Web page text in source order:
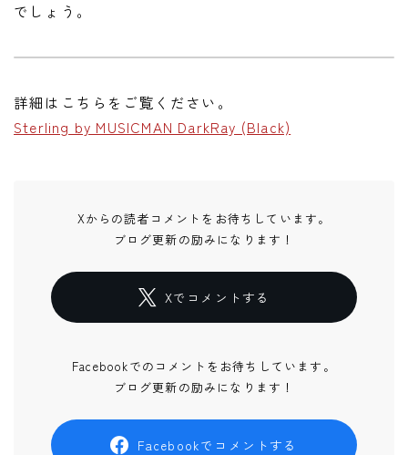
でしょう。
詳細はこちらをご覧ください。
Sterling by MUSICMAN DarkRay (Black)
Xからの読者コメントをお待ちしています。
ブログ更新の励みになります！
Xでコメントする
Facebookでのコメントをお待ちしています。
ブログ更新の励みになります！
Facebookでコメントする